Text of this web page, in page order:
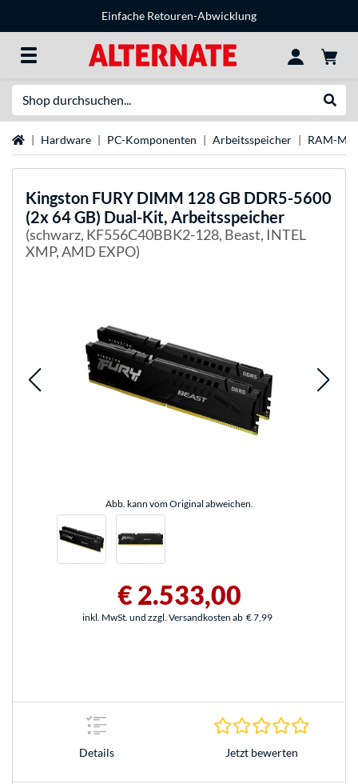
Einfache Retouren-Abwicklung
StartseiteHardware PC-Komponenten Arbeitsspeicher RAM-
Kingston FURY DIMM 128 GB DDR5-5600
(2x 64 GB) Dual-Kit, Arbeitsspeicher
(schwarz, KF556C40BBK2-128, Beast, INTEL
XMP, AMD EXPO)
Abb. kann vom Original abweichen.
€ 2.533,00
inkl. MwSt. und zzgl. Versandkosten ab € 7,99
Details Jetzt bewerten